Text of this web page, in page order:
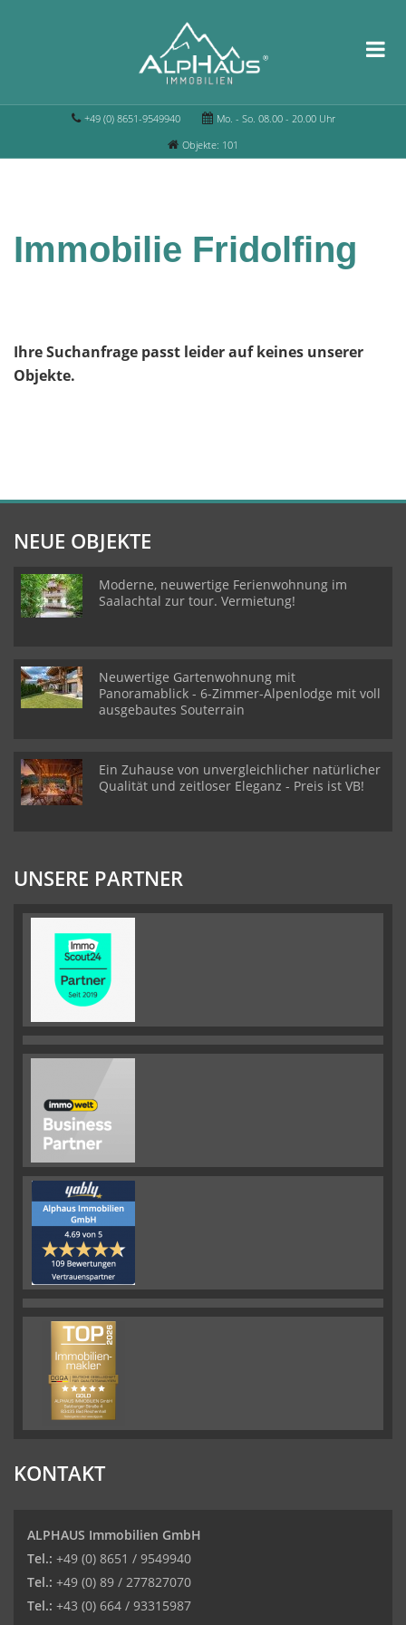
+49 (0) 8651-9549940
Mo. - So. 08.00 - 20.00 Uhr
Objekte: 101
Immobilie Fridolfing
Ihre Suchanfrage passt leider auf keines unserer
Objekte.
NEUE OBJEKTE
Moderne, neuwertige Ferienwohnung im
Saalachtal zur tour. Vermietung!
Neuwertige Gartenwohnung mit
Panoramablick - 6-Zimmer-Alpenlodge mit voll
ausgebautes Souterrain
Ein Zuhause von unvergleichlicher natürlicher
Qualität und zeitloser Eleganz - Preis ist VB!
UNSERE PARTNER
KONTAKT
ALPHAUS Immobilien GmbH
Tel.: +49 (0) 8651 / 9549940
Tel.: +49 (0) 89 / 277827070
Tel.: +43 (0) 664 / 93315987